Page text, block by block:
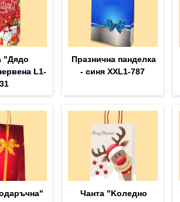
"Дядо
L1-
Празнична панделка
- синя XXL1-787
Чанта "Koледно